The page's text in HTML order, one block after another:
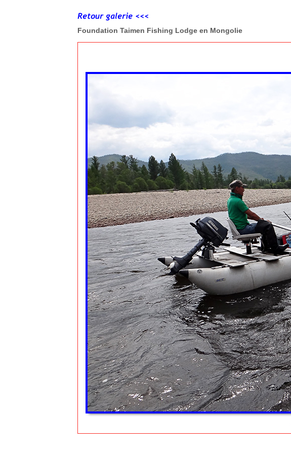
Foundation Taimen Fishing Lodge en Mongolie